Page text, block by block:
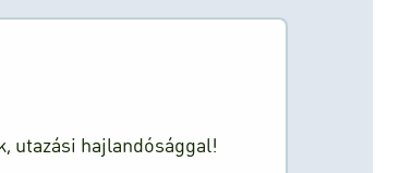
utazási hajlandósággal!